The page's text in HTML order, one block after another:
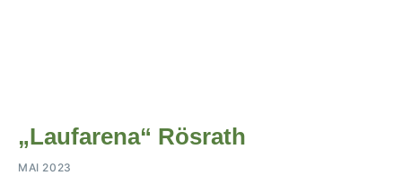
„Laufarena“ Rösrath
MAI 2023